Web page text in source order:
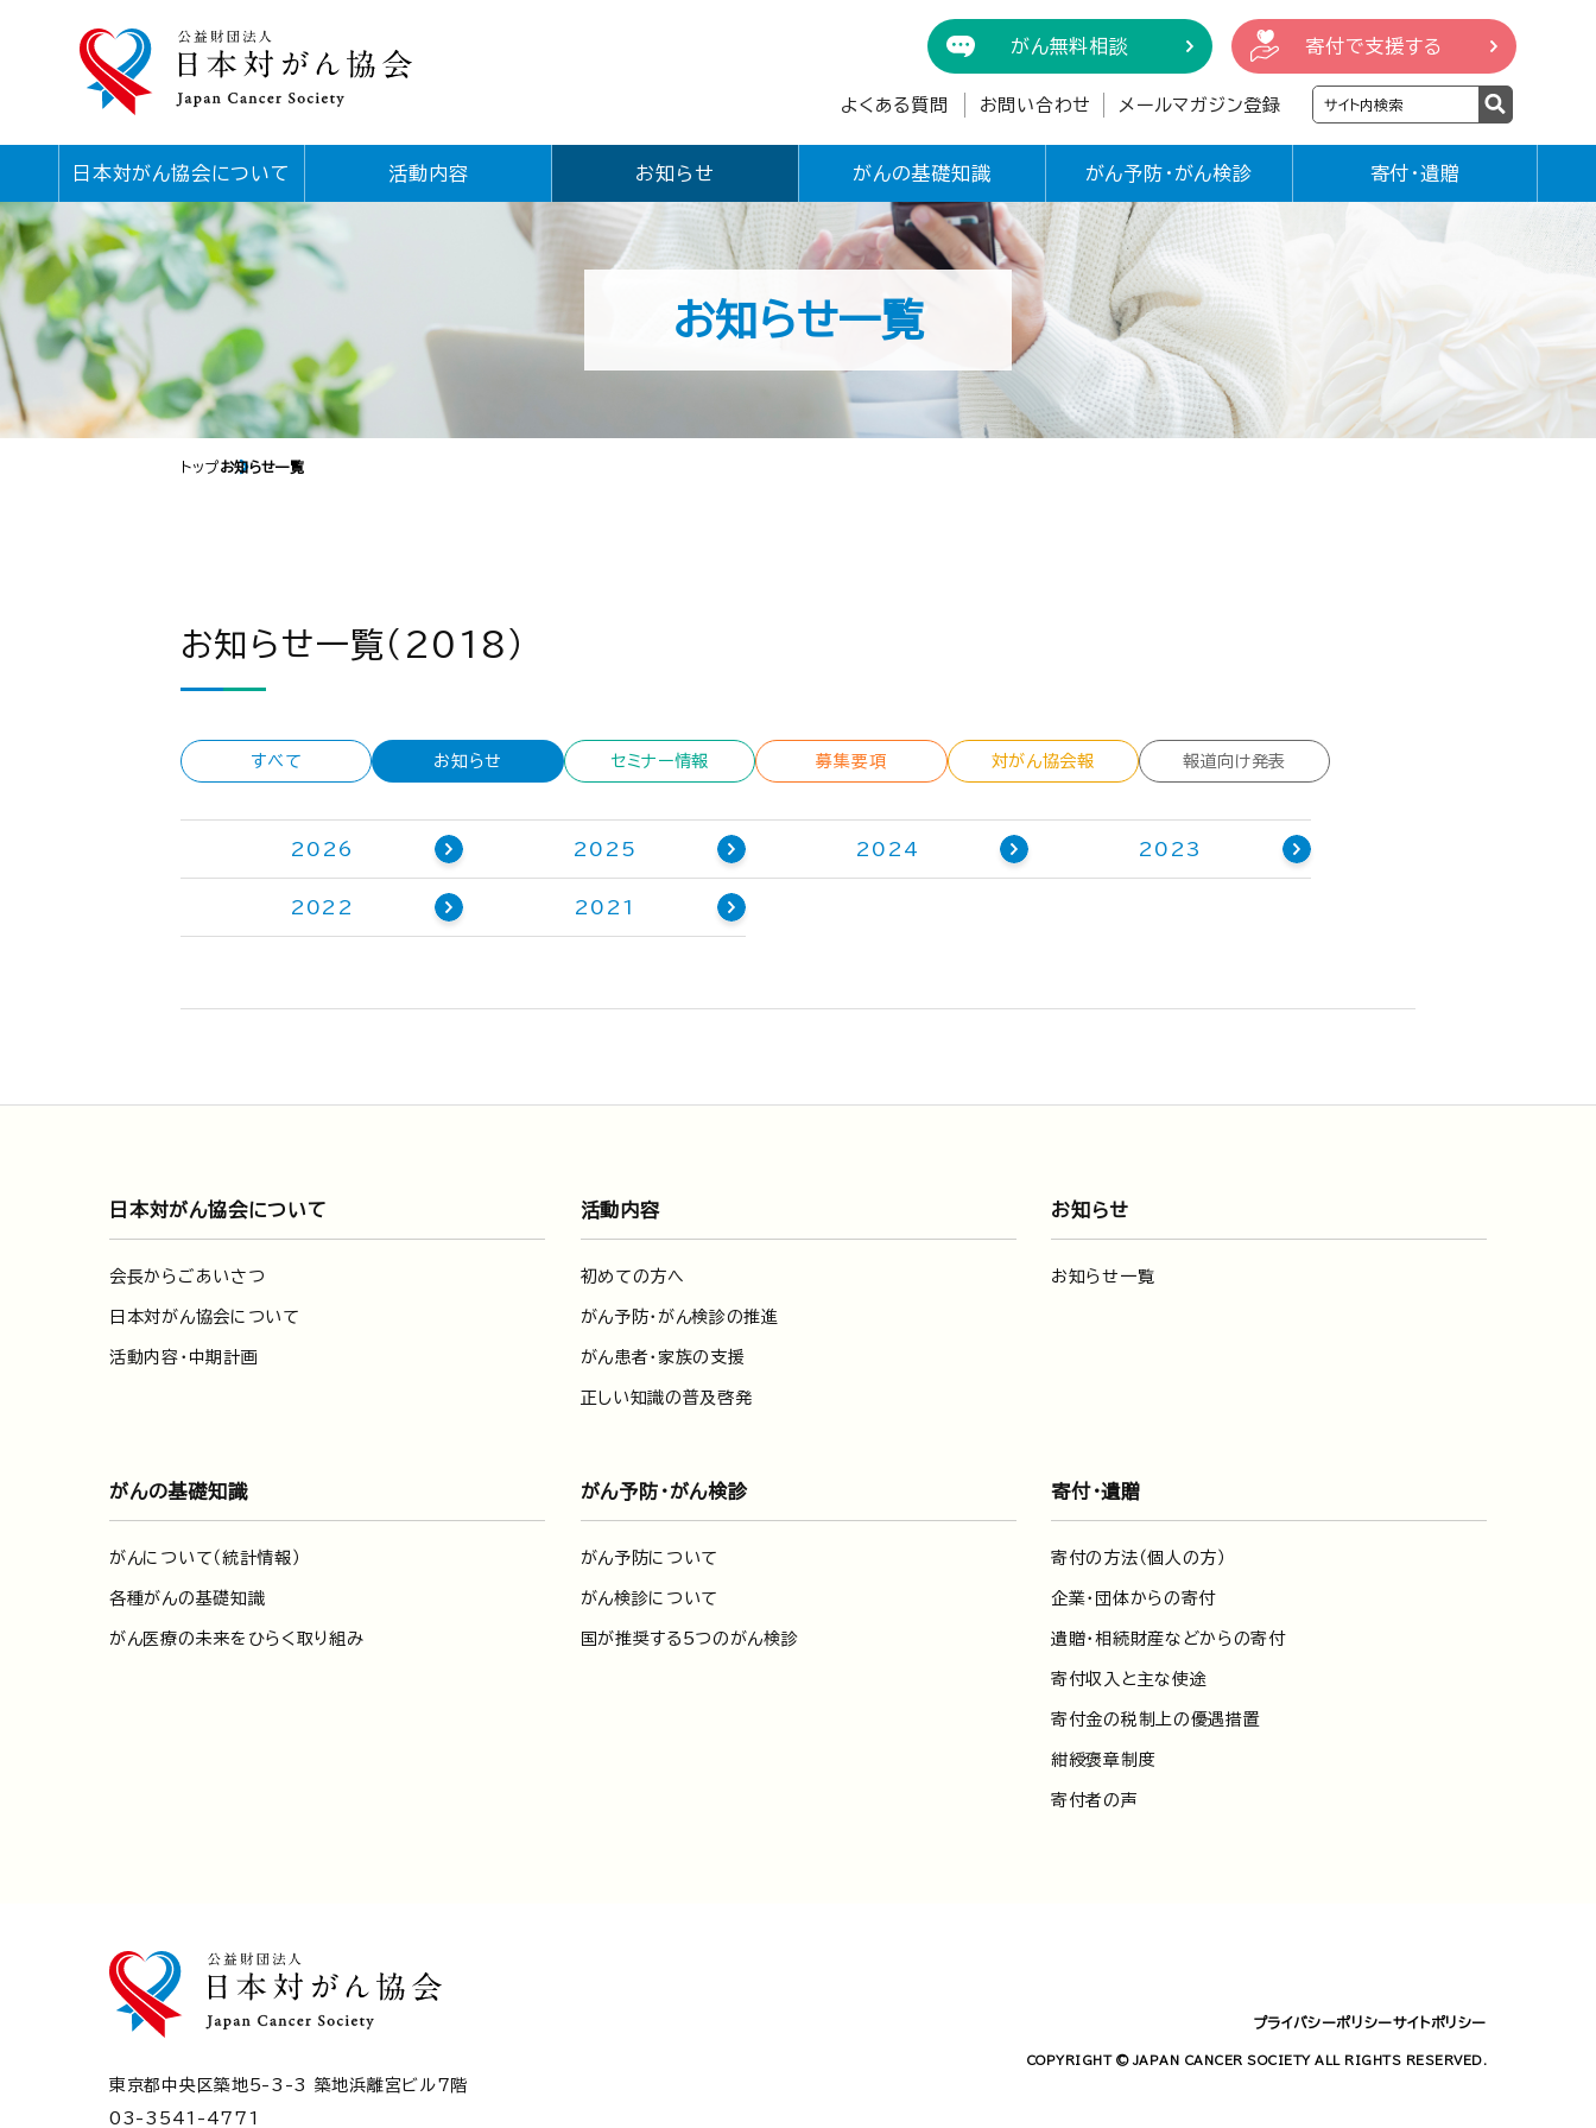
がん無料相談 寄付で支援する
よくある質問 お問い合わせ メールマガジン登録
日本対がん協会について 活動内容 お知らせ がんの基礎知識 がん予防・がん検診 寄付・遺贈
お知らせ一覧
トップお知らせ一覧
お知らせ一覧（2018）
すべて お知らせ セミナー情報 募集要項 対がん協会報 報道向け発表
2026 2025 2024 2023
2022 2021
日本対がん協会について
会長からごあいさつ
日本対がん協会について
活動内容・中期計画
活動内容
初めての方へ
がん予防・がん検診の推進
がん患者・家族の支援
正しい知識の普及啓発
お知らせ
お知らせ一覧
がんの基礎知識
がんについて（統計情報）
各種がんの基礎知識
がん医療の未来をひらく取り組み
がん予防・がん検診
がん予防について
がん検診について
国が推奨する5つのがん検診
寄付・遺贈
寄付の方法（個人の方）
企業・団体からの寄付
遺贈・相続財産などからの寄付
寄付収入と主な使途
寄付金の税制上の優遇措置
紺綬褒章制度
寄付者の声
東京都中央区築地5-3-3 築地浜離宮ビル7階
03-3541-4771
プライバシーポリシーサイトポリシー
COPYRIGHT © JAPAN CANCER SOCIETY ALL RIGHTS RESERVED.